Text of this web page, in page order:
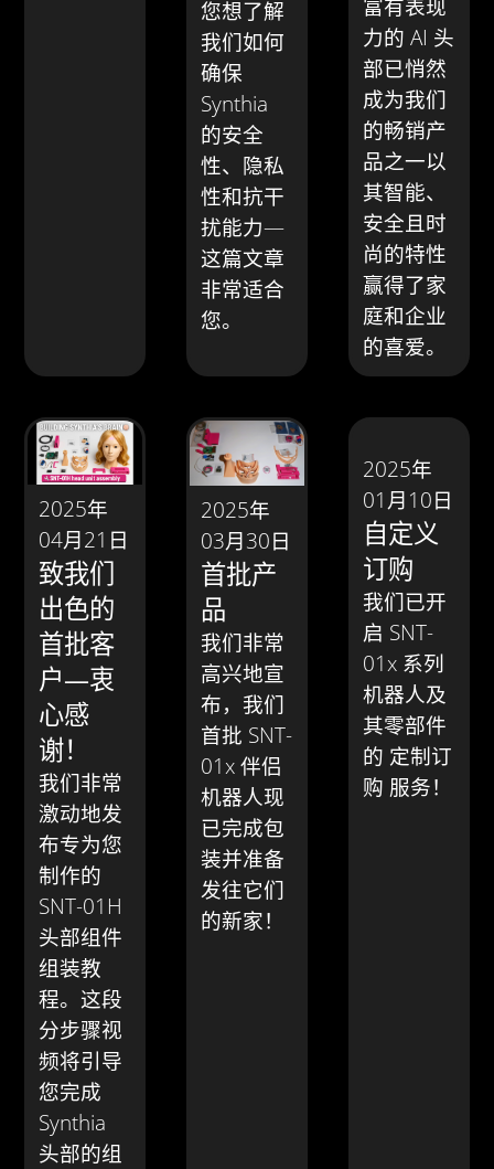
您想了解
我们如何
确保
Synthia
的安全
性、隐私
性和抗干
扰能力—
这篇文章
非常适合
您。
富有表现
力的 AI 头
部已悄然
成为我们
的畅销产
品之一以
其智能、
安全且时
尚的特性
赢得了家
庭和企业
的喜爱。
2025年
04月21日
致我们
出色的
首批客
户—衷
心感
谢！
我们非常
激动地发
布专为您
制作的
SNT-01H
头部组件
组装教
程。这段
分步骤视
频将引导
您完成
Synthia
头部的组
2025年
03月30日
首批产
品
我们非常
高兴地宣
布，我们
首批 SNT-
01x 伴侣
机器人现
已完成包
装并准备
发往它们
的新家！
2025年
01月10日
自定义
订购
我们已开
启 SNT-
01x 系列
机器人及
其零部件
的 定制订
购 服务！